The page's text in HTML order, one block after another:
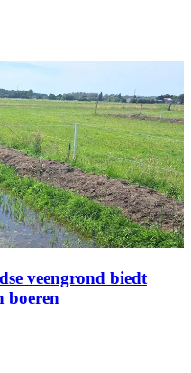
veengrond biedt
boeren